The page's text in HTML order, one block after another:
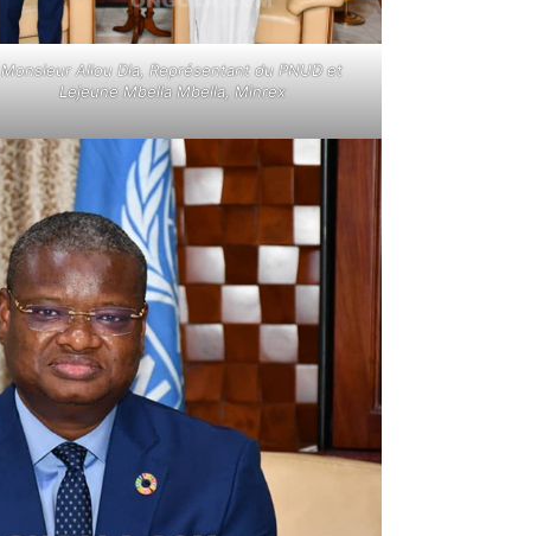
Monsieur Aliou Dia, Représentant du PNUD et
Lejeune Mbella Mbella, Minrex